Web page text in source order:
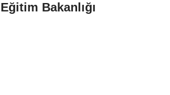
Bakanlığı